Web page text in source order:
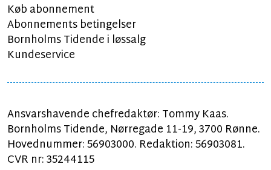
Køb abonnement
Abonnements betingelser
Bornholms Tidende i løssalg
Kundeservice
Ansvarshavende chefredaktør: Tommy Kaas.
Bornholms Tidende, Nørregade 11-19, 3700 Rønne.
Hovednummer: 56903000. Redaktion: 56903081.
CVR nr: 35244115